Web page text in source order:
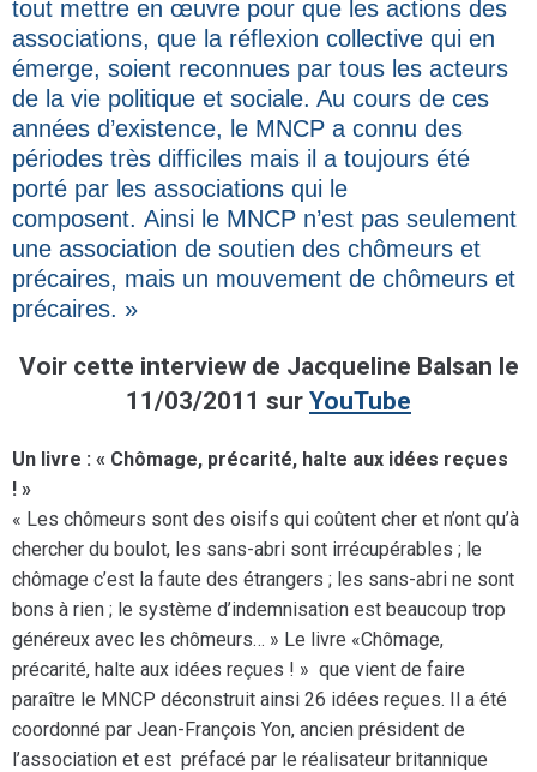
tout mettre en œuvre pour que les actions des
associations, que la réflexion collective qui en
émerge, soient reconnues par tous les acteurs
de la vie politique et sociale. Au cours de ces
années d’existence, le MNCP a connu des
périodes très difficiles mais il a toujours été
porté par les associations qui le
composent. Ainsi le MNCP n’est pas seulement
une association de soutien des chômeurs et
précaires, mais un mouvement de chômeurs et
précaires. »
Voir cette interview de Jacqueline Balsan le
11/03/2011 sur YouTube
Un livre : « Chômage, précarité, halte aux idées reçues
! »
« Les chômeurs sont des oisifs qui coûtent cher et n’ont qu’à
chercher du boulot, les sans-abri sont irrécupérables ; le
chômage c’est la faute des étrangers ; les sans-abri ne sont
bons à rien ; le système d’indemnisation est beaucoup trop
généreux avec les chômeurs… » Le livre «Chômage,
précarité, halte aux idées reçues ! » que vient de faire
paraître le MNCP déconstruit ainsi 26 idées reçues. Il a été
coordonné par Jean-François Yon, ancien président de
l’association et est préfacé par le réalisateur britannique